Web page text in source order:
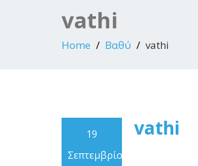
vathi
Home Βαθύ vathi
19
Σεπτεμβρίου
vathi